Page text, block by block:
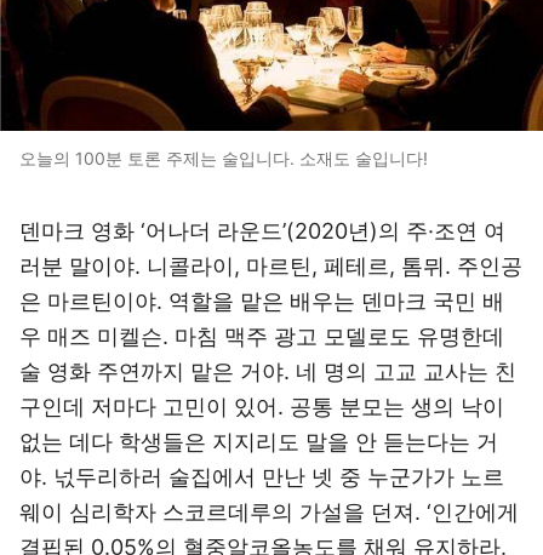
오늘의 100분 토론 주제는 술입니다. 소재도 술입니다!
덴마크 영화 ‘어나더 라운드’(2020년)의 주·조연 여
러분 말이야. 니콜라이, 마르틴, 페테르, 톰뮈. 주인공
은 마르틴이야. 역할을 맡은 배우는 덴마크 국민 배
우 매즈 미켈슨. 마침 맥주 광고 모델로도 유명한데
술 영화 주연까지 맡은 거야. 네 명의 고교 교사는 친
구인데 저마다 고민이 있어. 공통 분모는 생의 낙이
없는 데다 학생들은 지지리도 말을 안 듣는다는 거
야. 넋두리하러 술집에서 만난 넷 중 누군가가 노르
웨이 심리학자 스코르데루의 가설을 던져. ‘인간에게
결핍된 0.05%의 혈중알코올농도를 채워 유지하라.